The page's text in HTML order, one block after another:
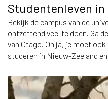
Studentenleven in
Bekijk de campus van de
ontzettend veel te doen. Ga
van Otago. Oh ja, je moet
studeren in Nieuw-Zeeland